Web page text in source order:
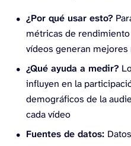
¿Por qué usar esto?
métricas de
vídeos generan mejores
¿Qué ayuda a medir?
influyen en la
demográficos de la
cada vídeo
Fuentes de datos: